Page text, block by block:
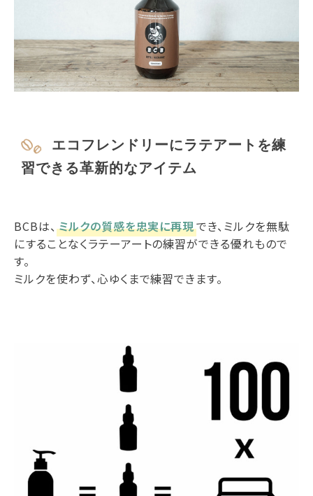
エコフレンドリーにラテアートを練
習できる革新的なアイテム
BCBは、 ミルクの質感を忠実に再現でき、ミルクを無駄
にすることなくラテーアートの練習ができる優れもので
す。
ミルクを使わず、心ゆくまで練習できます。